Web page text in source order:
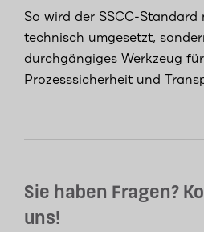
So wird der SSCC-Standard
technisch umgesetzt,
durchgängiges Werkzeug
Prozesssicherheit und
Sie haben Fragen?
uns!